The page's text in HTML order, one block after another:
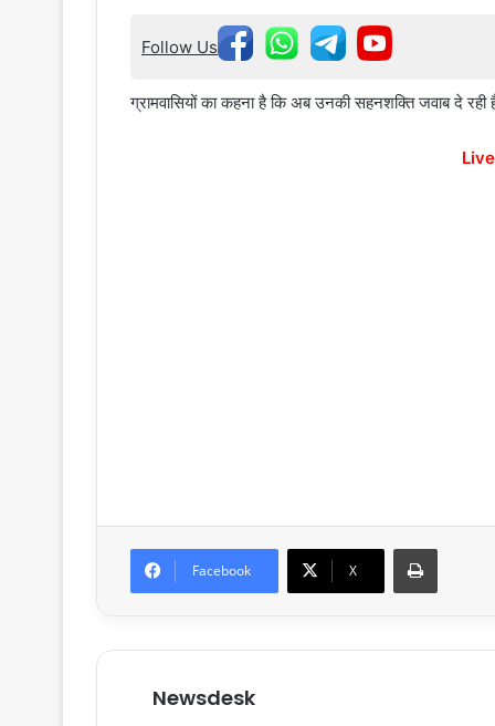
Follow Us
ग्रामवासियों का कहना है कि अब उनकी सहनशक्ति जवाब दे
Facebook X
Newsdesk